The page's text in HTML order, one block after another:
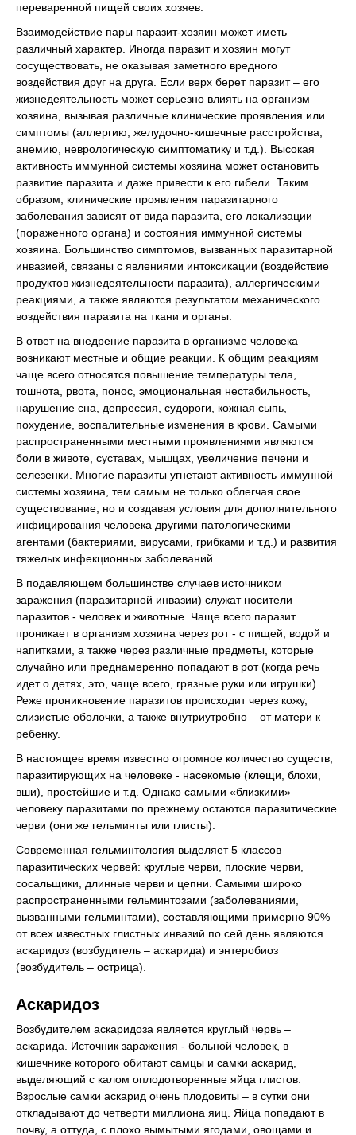
переваренной пищей своих хозяев.
Взаимодействие пары паразит-хозяин может иметь
различный характер. Иногда паразит и хозяин могут
сосуществовать, не оказывая заметного вредного
воздействия друг на друга. Если верх берет паразит – его
жизнедеятельность может серьезно влиять на организм
хозяина, вызывая различные клинические проявления или
симптомы (аллергию, желудочно-кишечные расстройства,
анемию, неврологическую симптоматику и т.д.). Высокая
активность иммунной системы хозяина может остановить
развитие паразита и даже привести к его гибели. Таким
образом, клинические проявления паразитарного
заболевания зависят от вида паразита, его локализации
(пораженного органа) и состояния иммунной системы
хозяина. Большинство симптомов, вызванных паразитарной
инвазией, связаны с явлениями интоксикации (воздействие
продуктов жизнедеятельности паразита), аллергическими
реакциями, а также являются результатом механического
воздействия паразита на ткани и органы.
В ответ на внедрение паразита в организме человека
возникают местные и общие реакции. К общим реакциям
чаще всего относятся повышение температуры тела,
тошнота, рвота, понос, эмоциональная нестабильность,
нарушение сна, депрессия, судороги, кожная сыпь,
похудение, воспалительные изменения в крови. Самыми
распространенными местными проявлениями являются
боли в животе, суставах, мышцах, увеличение печени и
селезенки. Многие паразиты угнетают активность иммунной
системы хозяина, тем самым не только облегчая свое
существование, но и создавая условия для дополнительного
инфицирования человека другими патологическими
агентами (бактериями, вирусами, грибками и т.д.) и развития
тяжелых инфекционных заболеваний.
В подавляющем большинстве случаев источником
заражения (паразитарной инвазии) служат носители
паразитов - человек и животные. Чаще всего паразит
проникает в организм хозяина через рот - с пищей, водой и
напитками, а также через различные предметы, которые
случайно или преднамеренно попадают в рот (когда речь
идет о детях, это, чаще всего, грязные руки или игрушки).
Реже проникновение паразитов происходит через кожу,
слизистые оболочки, а также внутриутробно – от матери к
ребенку.
В настоящее время известно огромное количество существ,
паразитирующих на человеке - насекомые (клещи, блохи,
вши), простейшие и т.д. Однако самыми «близкими»
человеку паразитами по прежнему остаются паразитические
черви (они же гельминты или глисты).
Современная гельминтология выделяет 5 классов
паразитических червей: круглые черви, плоские черви,
сосальщики, длинные черви и цепни. Самыми широко
распространенными гельминтозами (заболеваниями,
вызванными гельминтами), составляющими примерно 90%
от всех известных глистных инвазий по сей день являются
аскаридоз (возбудитель – аскарида) и энтеробиоз
(возбудитель – острица).
Аскаридоз
Возбудителем аскаридоза является круглый червь –
аскарида. Источник заражения - больной человек, в
кишечнике которого обитают самцы и самки аскарид,
выделяющий с калом оплодотворенные яйца глистов.
Взрослые самки аскарид очень плодовиты – в сутки они
откладывают до четверти миллиона яиц. Яйца попадают в
почву, а оттуда, с плохо вымытыми ягодами, овощами и